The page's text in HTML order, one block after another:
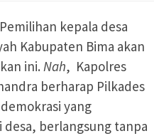
kepala desa
Kabupaten Bima akan
ini. Nah, Kapolres
berharap Pilkades
yang
berlangsung tanpa